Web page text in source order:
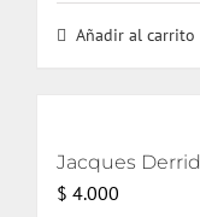
Añadir al carrito
Jacques
$ 4.000